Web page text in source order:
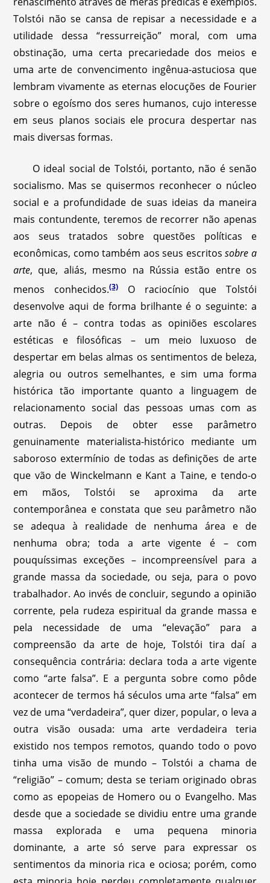
Tolstói não se cansa de repisar a necessidade e a
utilidade dessa “ressurreição” moral, com uma
obstinação, uma certa precariedade dos meios e
uma arte de convencimento ingênua-astuciosa que
lembram vivamente as eternas elocuções de Fourier
sobre o egoísmo dos seres humanos, cujo interesse
em seus planos sociais ele procura despertar nas
mais diversas formas.
O ideal social de Tolstói, portanto, não é senão
socialismo. Mas se quisermos reconhecer o núcleo
social e a profundidade de suas ideias da maneira
mais contundente, teremos de recorrer não apenas
aos seus tratados sobre questões políticas e
econômicas, como também aos seus escritossobre a
arte, que, aliás, mesmo na Rússia estão entre os
menos conhecidos.(3)
O raciocínio que Tolstói
desenvolve aqui de forma brilhante é o seguinte: a
arte não é – contra todas as opiniões escolares
estéticas e filosóficas – um meio luxuoso de
despertar em belas almas os sentimentos de beleza,
alegria ou outros semelhantes, e sim uma forma
histórica tão importante quanto a linguagem de
relacionamento social das pessoas umas com as
outras. Depois de obter esse parâmetro
genuinamente materialista-histórico mediante um
saboroso extermínio de todas as definições de arte
que vão de Winckelmann e Kant a Taine, e tendo-o
em mãos, Tolstói se aproxima da arte
contemporânea e constata que seu parâmetro não
se adequa à realidade de nenhuma área e de
nenhuma obra; toda a arte vigente é – com
pouquíssimas exceções – incompreensível para a
grande massa da sociedade, ou seja, para o povo
trabalhador. Ao invés de concluir, segundo a opinião
corrente, pela rudeza espiritual da grande massa e
pela necessidade de uma “elevação” para a
compreensão da arte de hoje, Tolstói tira daí a
consequência contrária: declara toda a arte vigente
como “arte falsa”. E a pergunta sobre como pôde
acontecer de termos há séculos uma arte “falsa” em
vez de uma “verdadeira”, quer dizer, popular, o leva a
outra visão ousada: uma arte verdadeira teria
existido nos tempos remotos, quando todo o povo
tinha uma visão de mundo – Tolstói a chama de
“religião” – comum; desta se teriam originado obras
como as epopeias de Homero ou o Evangelho. Mas
desde que a sociedade se dividiu entre uma grande
massa explorada e uma pequena minoria
dominante, a arte só serve para expressar os
sentimentos da minoria rica e ociosa; porém, como